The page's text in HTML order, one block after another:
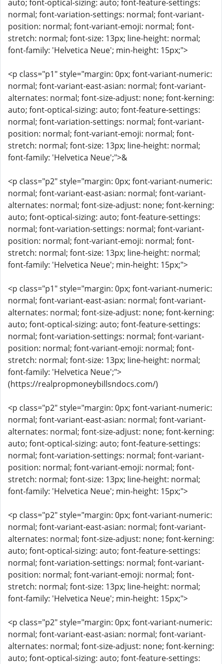
auto; font-optical-sizing: auto; font-feature-settings:
normal; font-variation-settings: normal; font-variant-
position: normal; font-variant-emoji: normal; font-
stretch: normal; font-size: 13px; line-height: normal;
font-family: 'Helvetica Neue'; min-height: 15px;">
<p class="p1" style="margin: 0px; font-variant-numeric:
normal; font-variant-east-asian: normal; font-variant-
alternates: normal; font-size-adjust: none; font-kerning:
auto; font-optical-sizing: auto; font-feature-settings:
normal; font-variation-settings: normal; font-variant-
position: normal; font-variant-emoji: normal; font-
stretch: normal; font-size: 13px; line-height: normal;
font-family: 'Helvetica Neue';">&
<p class="p2" style="margin: 0px; font-variant-numeric:
normal; font-variant-east-asian: normal; font-variant-
alternates: normal; font-size-adjust: none; font-kerning:
auto; font-optical-sizing: auto; font-feature-settings:
normal; font-variation-settings: normal; font-variant-
position: normal; font-variant-emoji: normal; font-
stretch: normal; font-size: 13px; line-height: normal;
font-family: 'Helvetica Neue'; min-height: 15px;">
<p class="p1" style="margin: 0px; font-variant-numeric:
normal; font-variant-east-asian: normal; font-variant-
alternates: normal; font-size-adjust: none; font-kerning:
auto; font-optical-sizing: auto; font-feature-settings:
normal; font-variation-settings: normal; font-variant-
position: normal; font-variant-emoji: normal; font-
stretch: normal; font-size: 13px; line-height: normal;
font-family: 'Helvetica Neue';">
(https://realpropmoneybillsndocs.com/)
<p class="p2" style="margin: 0px; font-variant-numeric:
normal; font-variant-east-asian: normal; font-variant-
alternates: normal; font-size-adjust: none; font-kerning:
auto; font-optical-sizing: auto; font-feature-settings:
normal; font-variation-settings: normal; font-variant-
position: normal; font-variant-emoji: normal; font-
stretch: normal; font-size: 13px; line-height: normal;
font-family: 'Helvetica Neue'; min-height: 15px;">
<p class="p2" style="margin: 0px; font-variant-numeric:
normal; font-variant-east-asian: normal; font-variant-
alternates: normal; font-size-adjust: none; font-kerning:
auto; font-optical-sizing: auto; font-feature-settings:
normal; font-variation-settings: normal; font-variant-
position: normal; font-variant-emoji: normal; font-
stretch: normal; font-size: 13px; line-height: normal;
font-family: 'Helvetica Neue'; min-height: 15px;">
<p class="p2" style="margin: 0px; font-variant-numeric:
normal; font-variant-east-asian: normal; font-variant-
alternates: normal; font-size-adjust: none; font-kerning:
auto; font-optical-sizing: auto; font-feature-settings: